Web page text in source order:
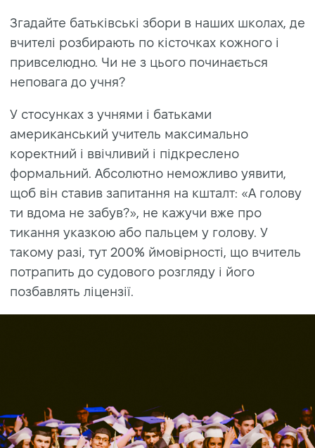
Згадайте батьківські збори в наших школах, де
вчителі розбирають по кісточках кожного і
привселюдно. Чи не з цього починається
неповага до учня?
У стосунках з учнями і батьками
американський учитель максимально
коректний і ввічливий і підкреслено
формальний. Абсолютно неможливо уявити,
щоб він ставив запитання на кшталт: «А голову
ти вдома не забув?», не кажучи вже про
тикання указкою або пальцем у голову. У
такому разі, тут 200% ймовірності, що вчитель
потрапить до судового розгляду і його
позбавлять ліцензії.